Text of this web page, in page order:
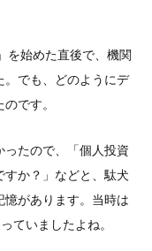
を始めた直後で、機関
。でも、どのようにデ
です。
たので、「個人投資
か？」などと、駄犬
があります。当時は
ていましたよね。